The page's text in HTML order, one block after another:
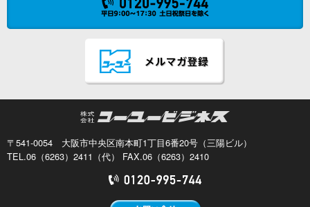
〒541-0054 大阪市中央区南本町1丁目6番20号（三陽ビル）
TEL.06（6263）2411（代） FAX.06（6263）2410